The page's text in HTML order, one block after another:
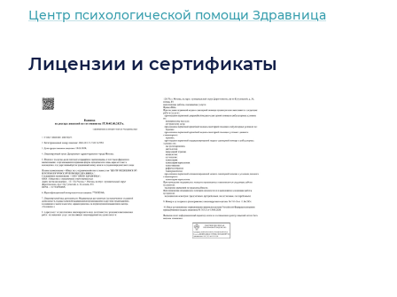
Центр психологической помощи Здравница
Лицензии и сертификаты